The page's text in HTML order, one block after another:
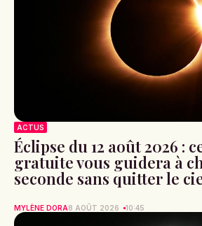
ACTUS
Éclipse du 12 août 2026 :
gratuite vous guidera à
seconde sans quitter le
MYLÈNE DORA8 AOÛT 2026 10:45